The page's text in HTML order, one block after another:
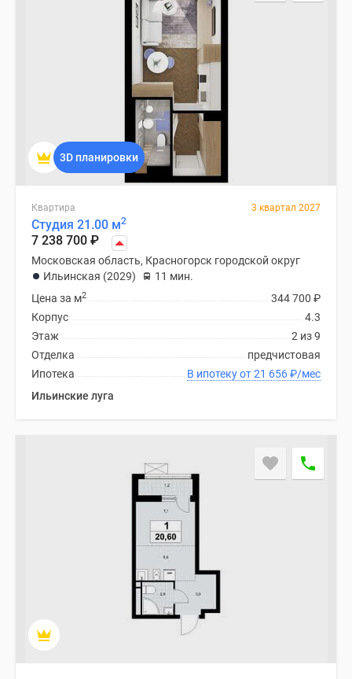
3D планировки
Квартира 3 квартал 2027
Студия 21.00 м2
7 238 700 ₽
Московская область, Красногорск городской округ
Ильинская (2029)
11 мин.
344 700 ₽
Цена за м2
4.3
Корпус
2 из 9
Этаж
предчистовая
Отделка
В ипотеку от 21 656₽/мес
Ипотека
Ильинские луга